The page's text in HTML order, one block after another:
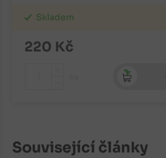
Skladem
220 Kč
Související články